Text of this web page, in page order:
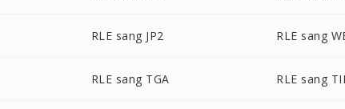
RLE sang JP2 RLE sang
RLE sang TGA RLE sang